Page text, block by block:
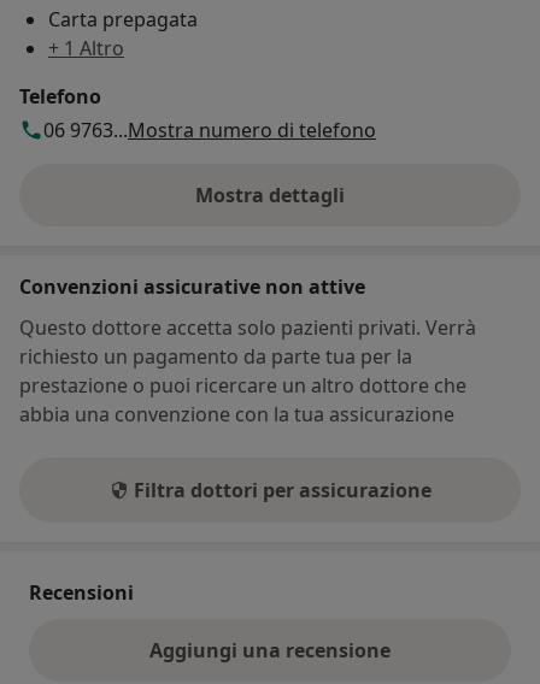
Carta prepagata
+ 1 Altro
Telefono
06 9763...Mostra numero di telefono
Mostra dettagli
sull'indirizzo
Convenzioni assicurative non attive
Questo dottore accetta solo pazienti privati. Verrà
richiesto un pagamento da parte tua per la
prestazione o puoi ricercare un altro dottore che
abbia una convenzione con la tua assicurazione
Filtra dottori per assicurazione
Recensioni
Aggiungi una recensione